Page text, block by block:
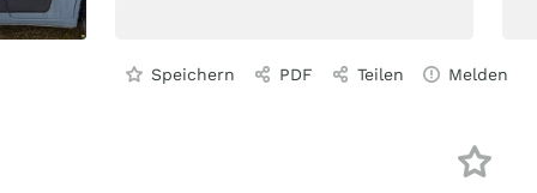
Speichern PDF Teilen Melden